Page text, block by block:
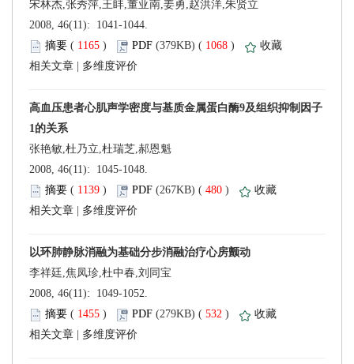
宋林杰,张秀萍,王盽,董亚南,姜勇,赵洪洋,朱贤立
2008, 46(11): 1041-1044.
(
) 1068 )
2008, 46(11): 1045-1048.
(
) 480 )
李祥廷,焦凤珍,杜中春,刘同宝
2008, 46(11): 1049-1052.
(
) 532 )